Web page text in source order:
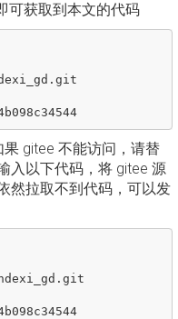
可获取到本文的代码
6354ef906a85be0d2cdcb6d545c094b098c34544
gitee 不能访问，请替
入以下代码，将 gitee 源
然拉取不到代码，可以发
6354ef906a85be0d2cdcb6d545c094b098c34544